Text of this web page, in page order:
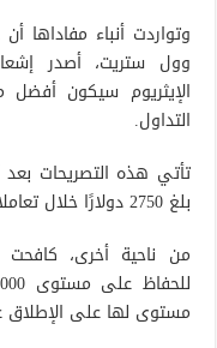
وتواردت أنباء مفاداها
وول ستريت، أصدر
الإيثريوم سيكون أفضل
التداول.
تأتي هذه التصريحات
بلغ 2750 دولارًا خلال تعاملات اليوم الخميس، 29 أبريل.
من ناحية أخرى، كافحت
مستوى لها على الإطلاق عند 65000